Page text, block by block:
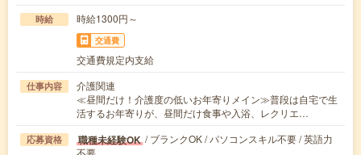
時給 時給1300円～
交通費
交通費規定内支給
仕事内容
介護関連
≪昼間だけ！介護度の低いお年寄りメイン≫普段は自宅で生
活するお年寄りが、昼間だけ食事や入浴、レクリエ…
応募資格 職種未経験OK / ブランクOK / パソコンスキル不要 / 英語力